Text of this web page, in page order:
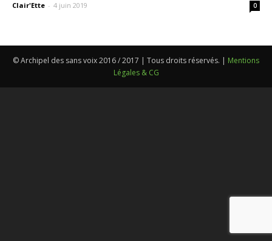
Clair'Ette - 4 juin 2019 0
© Archipel des sans voix 2016 / 2017 | Tous droits réservés. | Mentions
Légales & CG